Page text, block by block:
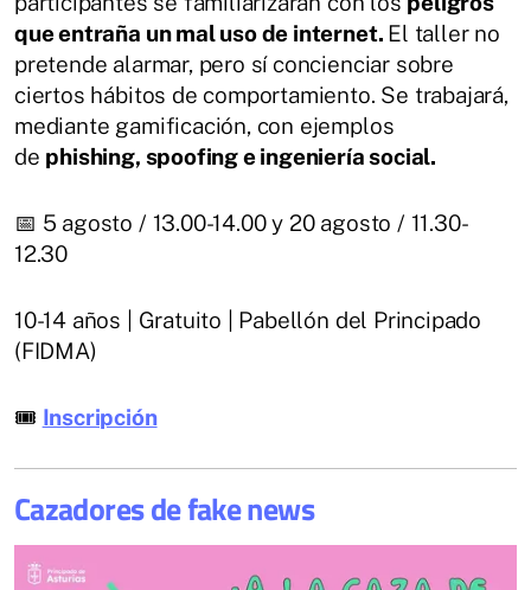
que entraña un mal uso de internet. El taller no
pretende alarmar, pero sí concienciar sobre
ciertos hábitos de comportamiento. Se trabajará,
mediante gamificación, con ejemplos
de phishing, spoofing e ingeniería social.
📅 5 agosto / 13.00-14.00 y 20 agosto / 11.30-
12.30
10-14 años | Gratuito | Pabellón del Principado
(FIDMA)
🎟 Inscripción
Cazadores de fake news